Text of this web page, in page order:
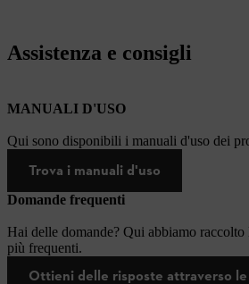
Assistenza e consigli
MANUALI D'USO
Qui sono disponibili i manuali d'uso dei
Trova i manuali d'uso
Domande frequenti
Hai delle domande? Qui abbiamo raccolto
più frequenti.
Ottieni delle risposte attraverso